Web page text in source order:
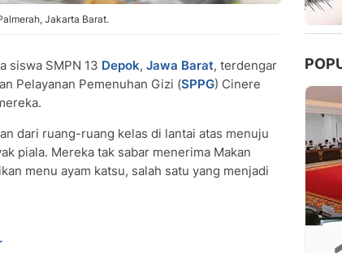
Jakarta Barat.
siswa SMPN 13 Depok, Jawa Barat, terdengar
Pelayanan Pemenuhan Gizi (SPPG) Cinere
dari ruang-ruang kelas di lantai atas menuju
piala. Mereka tak sabar menerima Makan
menu ayam katsu, salah satu yang menjadi